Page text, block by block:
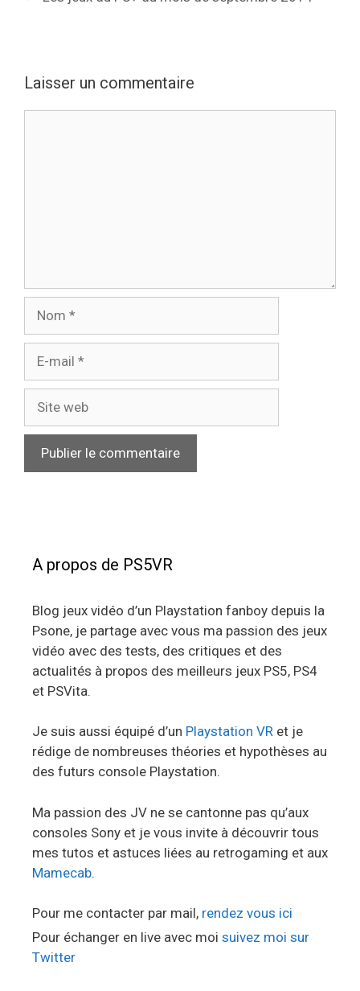
Laisser un commentaire
mail
web
A propos de PS5VR
Blog jeux vidéo d’un Playstation fanboy depuis la
Psone, je partage avec vous ma passion des jeux
vidéo avec des tests, des critiques et des
actualités à propos des meilleurs jeux PS5, PS4
et PSVita.
Je suis aussi équipé d’un Playstation VR et je
rédige de nombreuses théories et hypothèses au
des futurs console Playstation.
Ma passion des JV ne se cantonne pas qu’aux
consoles Sony et je vous invite à découvrir tous
mes tutos et astuces liées au retrogaming et aux
Mamecab.
Pour me contacter par mail, rendez vous ici
Pour échanger en live avec moi suivez moi sur
Twitter